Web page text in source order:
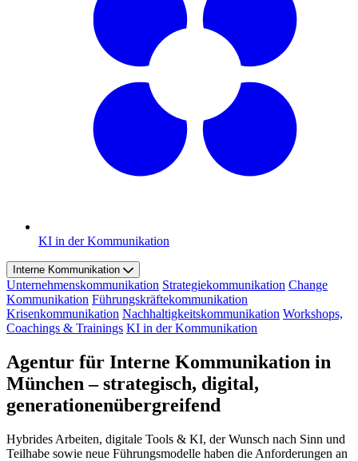
KI in der Kommunikation
Interne Kommunikation
Unternehmenskommunikation Strategiekommunikation Change
Kommunikation Führungskräftekommunikation
Krisenkommunikation Nachhaltigkeitskommunikation Workshops,
Coachings & Trainings KI in der Kommunikation
Agentur für Interne Kommunikation in
München – strategisch, digital,
generationenübergreifend
Hybrides Arbeiten, digitale Tools & KI, der Wunsch nach Sinn und
Teilhabe sowie neue Führungsmodelle haben die Anforderungen an